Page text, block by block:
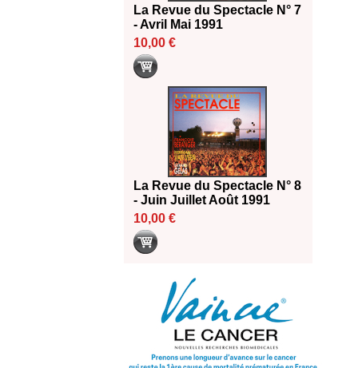
La Revue du Spectacle N° 7
- Avril Mai 1991
10,00 €
La Revue du Spectacle N° 8
- Juin Juillet Août 1991
10,00 €